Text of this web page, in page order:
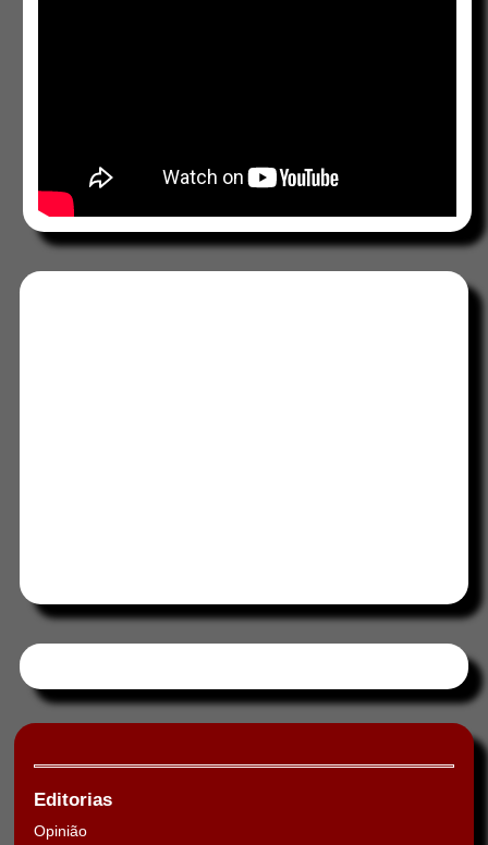
Editorias
Opinião